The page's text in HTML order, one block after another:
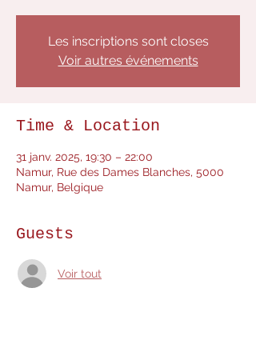
Les inscriptions sont closes
Voir autres événements
Time & Location
31 janv. 2025, 19:30 – 22:00
Namur, Rue des Dames Blanches, 5000
Namur, Belgique
Guests
Voir tout